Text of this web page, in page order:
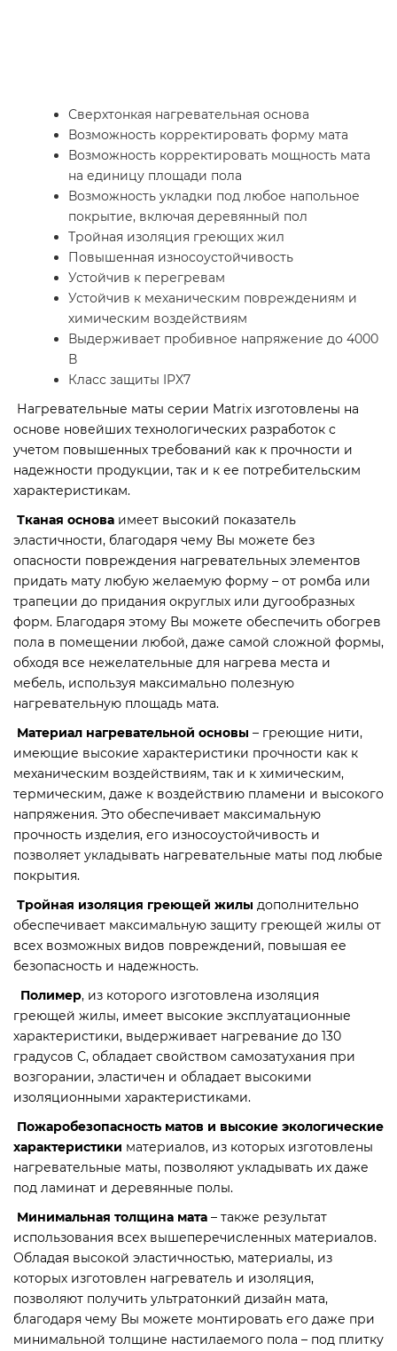
Сверхтонкая нагревательная основа
Возможность корректировать форму мата
Возможность корректировать мощность мата
на единицу площади пола
Возможность укладки под любое напольное
покрытие, включая деревянный пол
Тройная изоляция греющих жил
Повышенная износоустойчивость
Устойчив к перегревам
Устойчив к механическим повреждениям и
химическим воздействиям
Выдерживает пробивное напряжение до 4000
В
Класс защиты IPX7
Нагревательные маты серии Matrix изготовлены на
основе новейших технологических разработок с
учетом повышенных требований как к прочности и
надежности продукции, так и к ее потребительским
характеристикам.
Тканая основа имеет высокий показатель
эластичности, благодаря чему Вы можете без
опасности повреждения нагревательных элементов
придать мату любую желаемую форму – от ромба или
трапеции до придания округлых или дугообразных
форм. Благодаря этому Вы можете обеспечить обогрев
пола в помещении любой, даже самой сложной формы,
обходя все нежелательные для нагрева места и
мебель, используя максимально полезную
нагревательную площадь мата.
Материал нагревательной основы – греющие нити,
имеющие высокие характеристики прочности как к
механическим воздействиям, так и к химическим,
термическим, даже к воздействию пламени и высокого
напряжения. Это обеспечивает максимальную
прочность изделия, его износоустойчивость и
позволяет укладывать нагревательные маты под любые
покрытия.
Тройная изоляция греющей жилы дополнительно
обеспечивает максимальную защиту греющей жилы от
всех возможных видов повреждений, повышая ее
безопасность и надежность.
Полимер, из которого изготовлена изоляция
греющей жилы, имеет высокие эксплуатационные
характеристики, выдерживает нагревание до 130
градусов С, обладает свойством самозатухания при
возгорании, эластичен и обладает высокими
изоляционными характеристиками.
Пожаробезопасность матов и высокие экологические
характеристики материалов, из которых изготовлены
нагревательные маты, позволяют укладывать их даже
под ламинат и деревянные полы.
Минимальная толщина мата – также результат
использования всех вышеперечисленных материалов.
Обладая высокой эластичностью, материалы, из
которых изготовлен нагреватель и изоляция,
позволяют получить ультратонкий дизайн мата,
благодаря чему Вы можете монтировать его даже при
минимальной толщине настилаемого пола – под плитку